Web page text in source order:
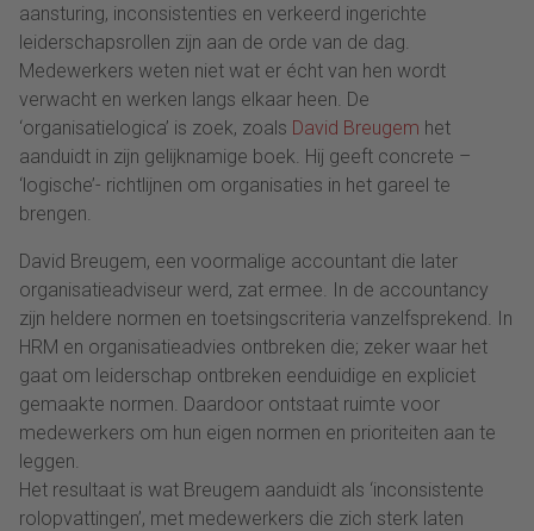
aansturing, inconsistenties en verkeerd ingerichte
leiderschapsrollen zijn aan de orde van de dag.
Medewerkers weten niet wat er écht van hen wordt
verwacht en werken langs elkaar heen. De
‘organisatielogica’ is zoek, zoals David Breugem het
aanduidt in zijn gelijknamige boek. Hij geeft concrete –
‘logische’- richtlijnen om organisaties in het gareel te
brengen.
David Breugem, een voormalige accountant die later
organisatieadviseur werd, zat ermee. In de accountancy
zijn heldere normen en toetsingscriteria vanzelfsprekend. In
HRM en organisatieadvies ontbreken die; zeker waar het
gaat om leiderschap ontbreken eenduidige en expliciet
gemaakte normen. Daardoor ontstaat ruimte voor
medewerkers om hun eigen normen en prioriteiten aan te
leggen.
Het resultaat is wat Breugem aanduidt als ‘inconsistente
rolopvattingen’, met medewerkers die zich sterk laten